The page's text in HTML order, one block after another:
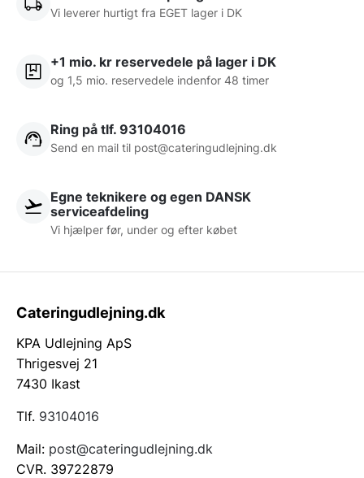
Vi leverer hurtigt fra EGET lager i DK
+1 mio. kr reservedele på lager i DK
og 1,5 mio. reservedele indenfor 48 timer
Ring på tlf. 93104016
Send en mail til post@cateringudlejning.dk
Egne teknikere og egen DANSK
serviceafdeling
Vi hjælper før, under og efter købet
Cateringudlejning.dk
KPA Udlejning ApS
Thrigesvej 21
7430 Ikast
Tlf. 93104016
Mail: post@cateringudlejning.dk
CVR. 39722879